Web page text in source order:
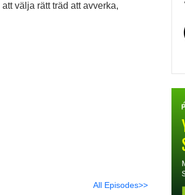
välja rätt träd att avverka,
All Episodes>>